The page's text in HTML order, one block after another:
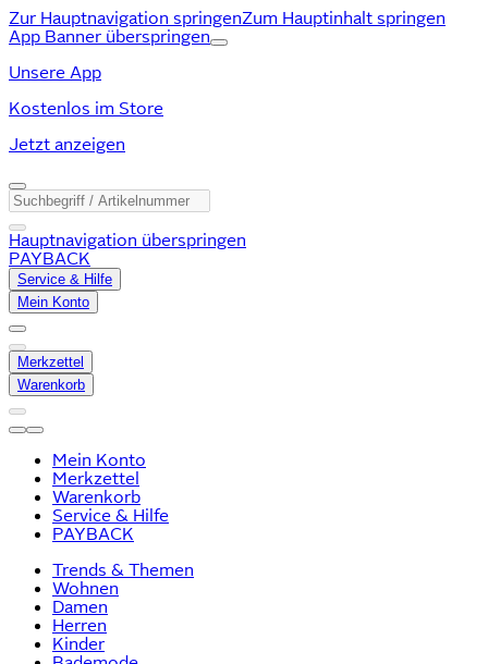
Zur Hauptnavigation springenZum Hauptinhalt springen
App Banner überspringen
Unsere App
Kostenlos im Store
Jetzt anzeigen
Hauptnavigation überspringen
PAYBACK
Service & Hilfe
Mein Konto
Merkzettel
Warenkorb
Mein Konto
Merkzettel
Warenkorb
Service & Hilfe
PAYBACK
Trends & Themen
Wohnen
Damen
Herren
Kinder